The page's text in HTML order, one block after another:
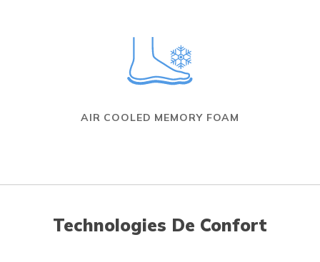
AIR COOLED MEMORY FOAM
Technologies De Confort